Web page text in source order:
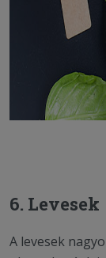
6. Levesek
A levesek